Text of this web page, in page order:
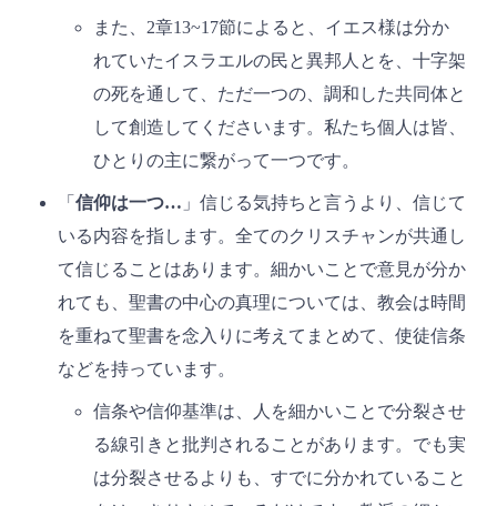
また、2章13~17節によると、イエス様は分か
れていたイスラエルの民と異邦人とを、十字架
の死を通して、ただ一つの、調和した共同体と
して創造してくださいます。私たち個人は皆、
ひとりの主に繋がって一つです。
「 信仰は一つ… 」信じる気持ちと言うより、信じて
いる内容を指します。全てのクリスチャンが共通し
て信じることはあります。細かいことで意見が分か
れても、聖書の中心の真理については、教会は時間
を重ねて聖書を念入りに考えてまとめて、使徒信条
などを持っています。
信条や信仰基準は、人を細かいことで分裂させ
る線引きと批判されることがあります。でも実
は分裂させるよりも、すでに分かれていること